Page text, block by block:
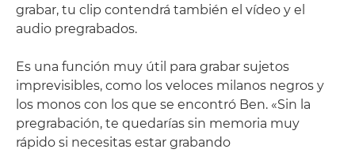
grabar, tu clip contendrá también el vídeo y el
audio pregrabados.
Es una función muy útil para grabar sujetos
imprevisibles, como los veloces milanos negros y
los monos con los que se encontró Ben. «Sin la
pregrabación, te quedarías sin memoria muy
rápido si necesitas estar grabando